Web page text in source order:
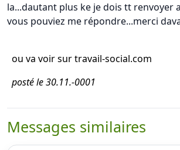
la...dautant plus ke je dois tt renvoyer
vous pouviez me répondre...merci
ou va voir sur travail-social.com
posté le 30.11.-0001
Messages similaires